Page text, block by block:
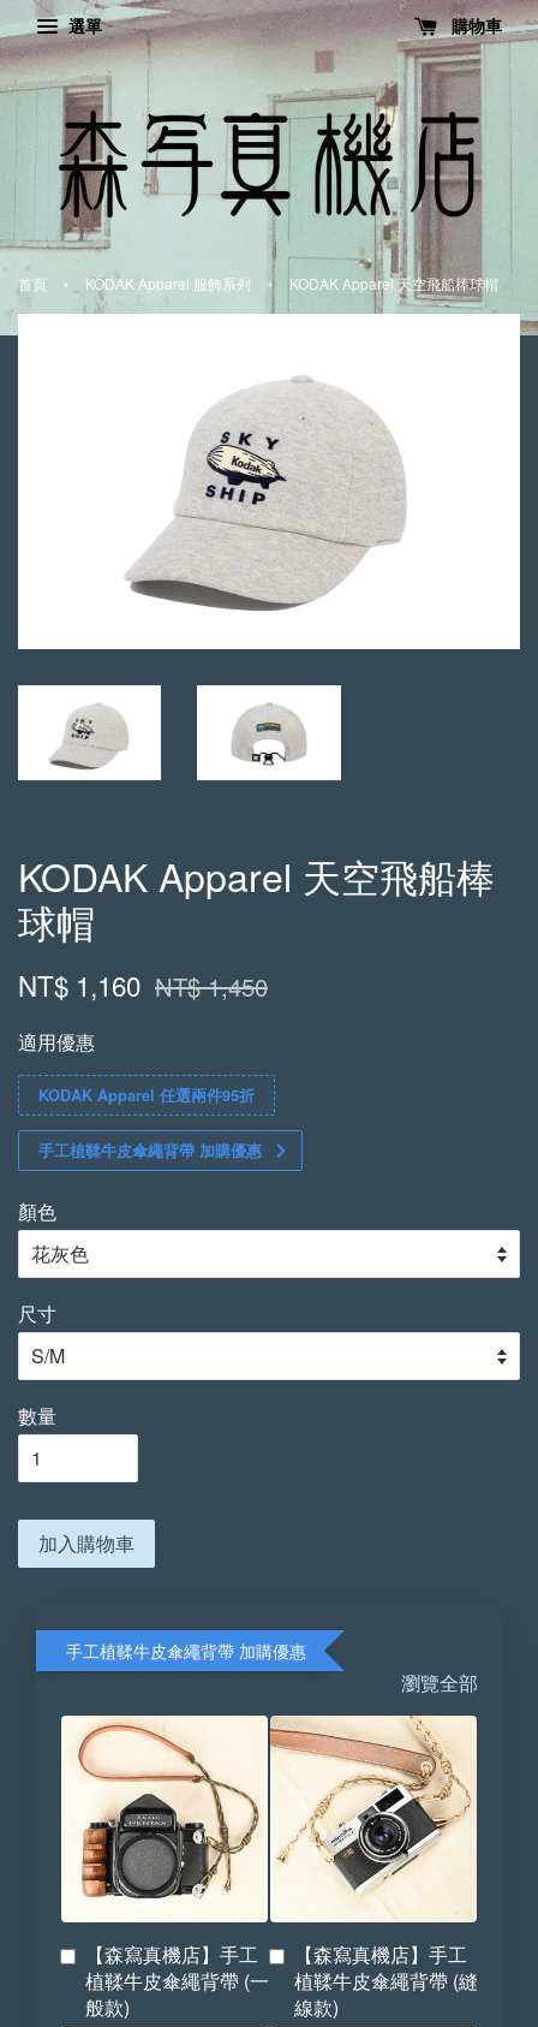
選單 購物車
首頁 › KODAK Apparel 服飾系列 › KODAK Apparel 天空飛船棒球帽
KODAK Apparel 天空飛船棒
球帽
NT$ 1,160 NT$ 1,450
適用優惠
KODAK Apparel 任選兩件95折
手工植鞣牛皮傘繩背帶 加購優惠
顏色
尺寸
數量
加入購物車
手工植鞣牛皮傘繩背帶 加購優惠
瀏覽全部
【森寫真機店】手工
植鞣牛皮傘繩背帶 (一
般款)
【森寫真機店】手工
植鞣牛皮傘繩背帶 (縫
線款)